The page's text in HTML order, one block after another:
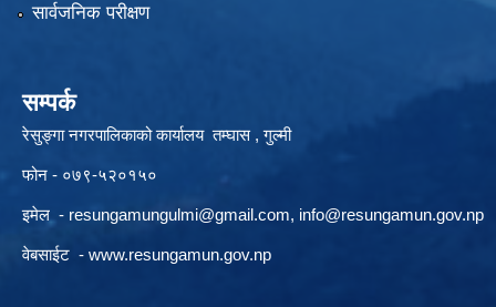
सार्वजनिक परीक्षण
सम्पर्क
रेसुङ्गा नगरपालिकाको कार्यालय तम्घास , गुल्मी
फोन - ०७९-५२०१५०
इमेल - resungamungulmi@gmail.com, info@resungamun.gov.np
वेबसाईट - www.resungamun.gov.np